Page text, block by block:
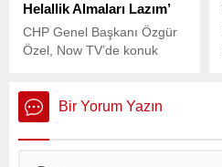
Helallik Almaları Lazım’
CHP Genel Başkanı Özgür
Özel, Now TV’de konuk
gündemdeki önemli
konulara dair açıklamalarda
bulundu.
Bir Yorum Yazın